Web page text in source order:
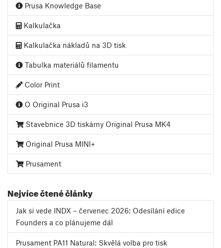
Prusa Knowledge Base
Kalkulačka
Kalkulačka nákladů na 3D tisk
Tabulka materiálů filamentu
Color Print
O Original Prusa i3
Stavebnice 3D tiskárny Original Prusa MK4
Original Prusa MINI+
Prusament
Nejvíce čtené články
Jak si vede INDX – červenec 2026: Odesílání edice
Founders a co plánujeme dál
Prusament PA11 Natural: Skvělá volba pro tisk